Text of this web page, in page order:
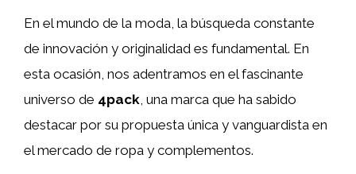
En el mundo de la moda, la búsqueda constante
de innovación y originalidad es fundamental. En
esta ocasión, nos adentramos en el fascinante
universo de 4pack, una marca que ha sabido
destacar por su propuesta única y vanguardista en
el mercado de ropa y complementos.